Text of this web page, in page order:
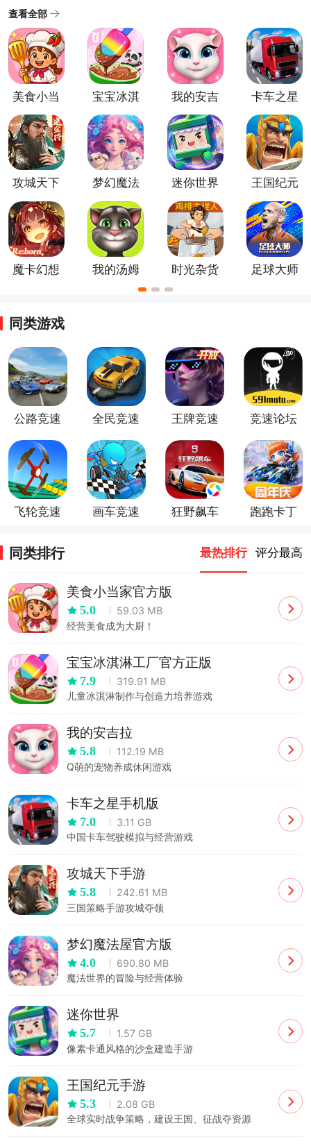
生产、销售等元素，让玩家体验到经营和经济模拟的乐
趣，例如《模拟城市》和《开心农场》等都是经典的经
营类手游。那么有没有什么好玩的手机经营游戏推荐
呢？接下来小编就为大家梳理热门的手机经营游戏推
荐，该排名不分前后，根据游戏热度而定，供大家参
考。
查看全部
美食小当
家官方版
宝宝冰淇
淋工厂官
方正版
我的安吉
拉
卡车之星
手机版
攻城天下
手游
梦幻魔法
屋官方版
迷你世界
王国纪元
手游
魔卡幻想
我的汤姆
猫最新版
时光杂货
店官方版
足球大师
同类游戏
公路竞速 全民竞速 王牌竞速 竞速论坛
飞轮竞速
画车竞速
狂野飙车
跑跑卡丁
速版官方
正版
同类排行 最热排行 评分最高
美食小当家官方版
5.0
59.03 MB
经营美食成为大厨！
宝宝冰淇淋工厂官方正版
7.9
319.91 MB
儿童冰淇淋制作与创造力培养游戏
我的安吉拉
5.8
112.19 MB
Q萌的宠物养成休闲游戏
卡车之星手机版
7.0
3.11 GB
中国卡车驾驶模拟与经营游戏
攻城天下手游
5.8
242.61 MB
三国策略手游攻城夺领
梦幻魔法屋官方版
4.0
690.80 MB
魔法世界的冒险与经营体验
迷你世界
5.7
1.57 GB
像素卡通风格的沙盒建造手游
王国纪元手游
5.3
2.08 GB
全球实时战争策略，建设王国、征战夺资源